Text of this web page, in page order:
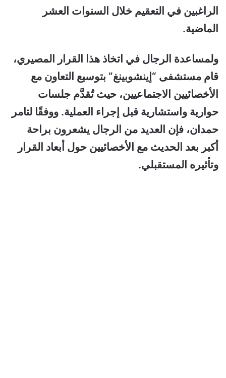
الراغبين في التعقيم خلال السنوات العشر
الماضية.
ولمساعدة الرجال في اتخاذ هذا القرار المصيري،
قام مستشفى “إينشوبينغ” بتوسيع التعاون مع
الأخصائيين الاجتماعيين، حيث تُقدَّم جلسات
حوارية واستشارية قبل إجراء العملية. ووفقًا لتامر
حمدان، فإن العديد من الرجال يشعرون براحة
أكبر بعد الحديث مع الأخصائيين حول أبعاد القرار
وتأثيره المستقبلي.